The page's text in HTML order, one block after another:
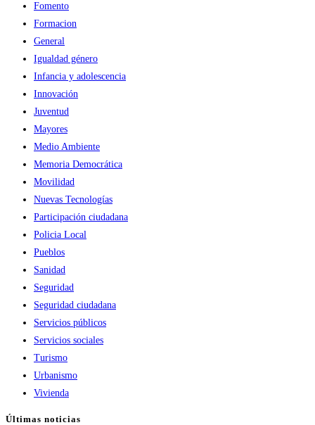
Fomento
Formacion
General
Igualdad género
Infancia y adolescencia
Innovación
Juventud
Mayores
Medio Ambiente
Memoria Democrática
Movilidad
Nuevas Tecnologías
Participación ciudadana
Policia Local
Pueblos
Sanidad
Seguridad
Seguridad ciudadana
Servicios públicos
Servicios sociales
Turismo
Urbanismo
Vivienda
Últimas noticias